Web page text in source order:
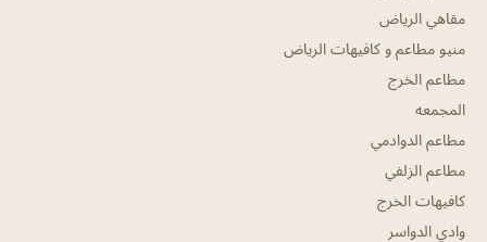
مقاهي الرياض
منيو مطاعم و كافيهات الرياض
مطاعم الخرج
المجمعه
مطاعم الدوادمي
مطاعم الزلفي
كافيهات الخرج
وادي الدواسر